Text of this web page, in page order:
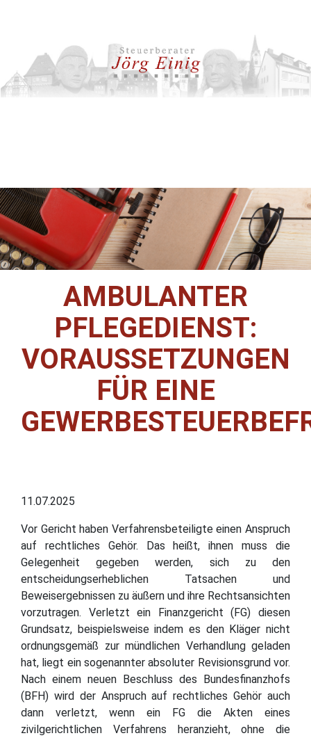
AMBULANTER
PFLEGEDIENST:
VORAUSSETZUNGEN
FÜR EINE
11.07.2025
Vor Gericht haben Verfahrensbeteiligte einen Anspruch
auf rechtliches Gehör. Das heißt, ihnen muss die
Gelegenheit gegeben werden, sich zu den
entscheidungserheblichen Tatsachen und
Beweisergebnissen zu äußern und ihre Rechtsansichten
vorzutragen. Verletzt ein Finanzgericht (FG) diesen
Grundsatz, beispielsweise indem es den Kläger nicht
ordnungsgemäß zur mündlichen Verhandlung geladen
hat, liegt ein sogenannter absoluter Revisionsgrund vor.
Nach einem neuen Beschluss des Bundesfinanzhofs
(BFH) wird der Anspruch auf rechtliches Gehör auch
dann verletzt, wenn ein FG die Akten eines
zivilgerichtlichen Verfahrens heranzieht, ohne die